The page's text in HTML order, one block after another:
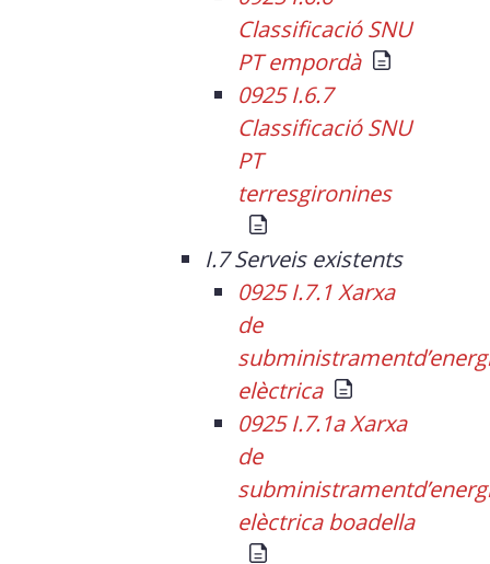
Classificació SNU
PT empordà
0925 I.6.7
Classificació SNU
PT
terresgironines
I.7 Serveis existents
0925 I.7.1 Xarxa
de
elèctrica
0925 I.7.1a Xarxa
de
elèctrica boadella